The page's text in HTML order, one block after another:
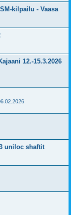
kilpailu - Vaasa
12.-15.3.2026
uniloc shaftit